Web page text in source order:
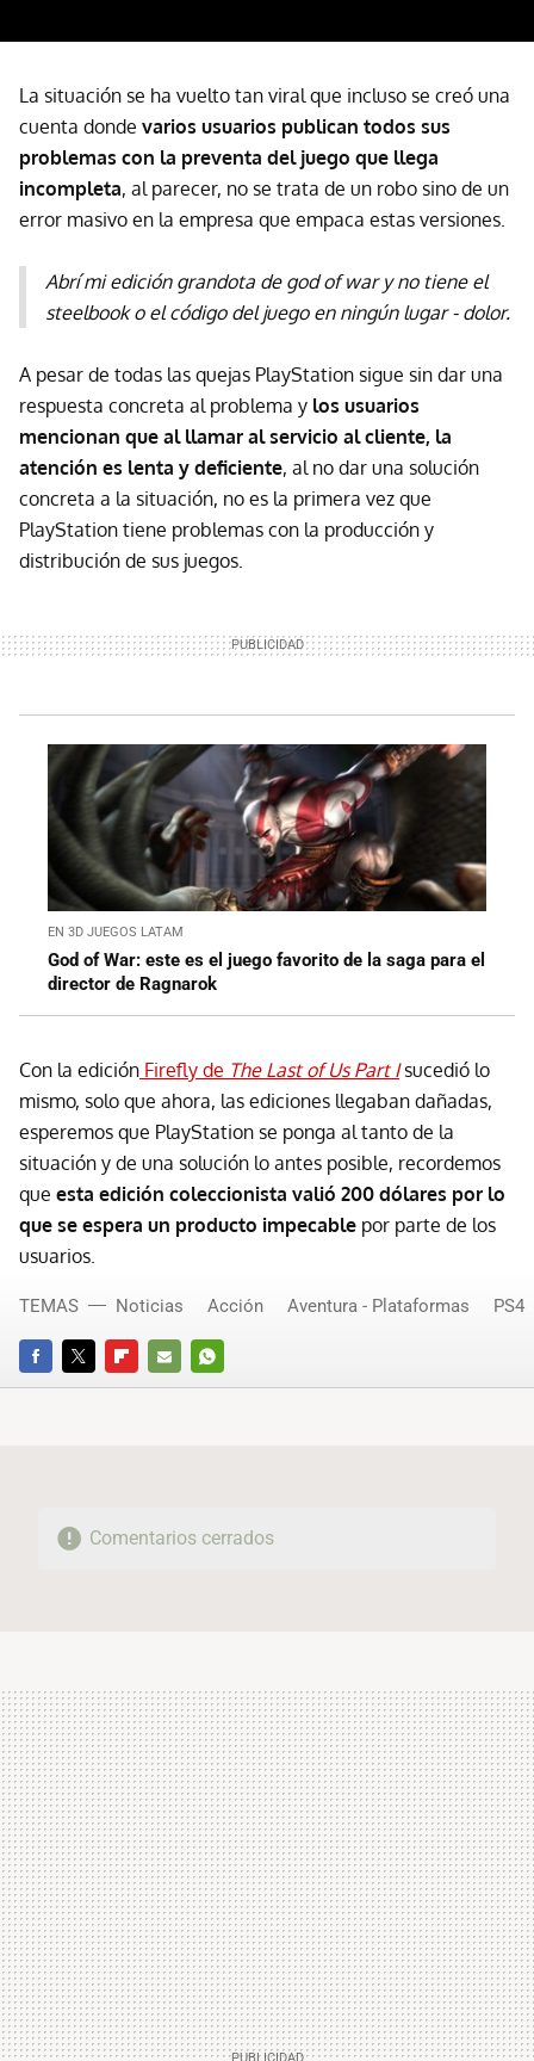
La situación se ha vuelto tan viral que incluso se creó una
cuenta donde varios usuarios publican todos sus
problemas con la preventa del juego que llega
incompleta, al parecer, no se trata de un robo sino de un
error masivo en la empresa que empaca estas versiones.
Abrí mi edición grandota de god of war y no tiene el
steelbook o el código del juego en ningún lugar - dolor.
A pesar de todas las quejas PlayStation sigue sin dar una
respuesta concreta al problema y los usuarios
mencionan que al llamar al servicio al cliente, la
atención es lenta y deficiente, al no dar una solución
concreta a la situación, no es la primera vez que
PlayStation tiene problemas con la producción y
distribución de sus juegos.
EN 3D JUEGOS LATAM
God of War: este es el juego favorito de la saga para el
director de Ragnarok
Con la edición Firefly de The Last of Us Part I sucedió lo
mismo, solo que ahora, las ediciones llegaban dañadas,
esperemos que PlayStation se ponga al tanto de la
situación y de una solución lo antes posible, recordemos
que esta edición coleccionista valió 200 dólares por lo
que se espera un producto impecable por parte de los
usuarios.
FACEBOOKTWITTERFLIPBOARD
E-
WHATSAPP
TEMAS Noticias Acción Aventura - Plataformas PS4
Comentarios cerrados